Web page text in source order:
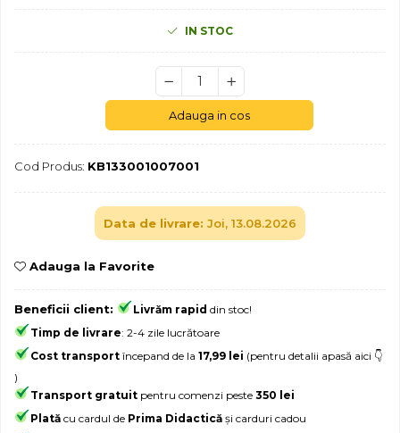
Jocuri invatat limba engleza
Jocuri si jucarii educative
Jucarii muzicale
Masinute si trenuleteData de livrare: Joi, 13.08.2026
IN STOC
Adauga in cos
Cod Produs: KB133001007001
Adauga la Favorite
Beneficii client: Livrăm rapid din stoc!
Timp de livrare: 2-4 zile lucrătoare
Cost transport începand de la 17,99 lei (pentru detalii apasă aici 👇
)
Transport gratuit pentru comenzi peste 350 lei
Plată cu cardul de Prima Didactică și carduri cadou